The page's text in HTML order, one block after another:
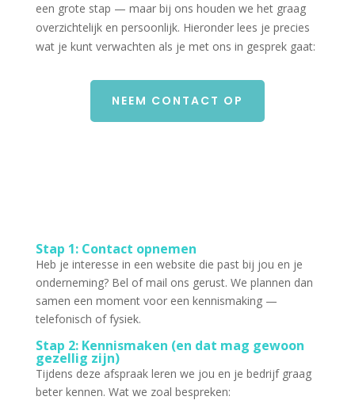
een grote stap — maar bij ons houden we het graag
overzichtelijk en persoonlijk. Hieronder lees je precies
wat je kunt verwachten als je met ons in gesprek gaat:
NEEM CONTACT OP
Stap 1: Contact opnemen
Heb je interesse in een website die past bij jou en je
onderneming? Bel of mail ons gerust. We plannen dan
samen een moment voor een kennismaking —
telefonisch of fysiek.
Stap 2: Kennismaken (en dat mag gewoon
gezellig zijn)
Tijdens deze afspraak leren we jou en je bedrijf graag
beter kennen. Wat we zoal bespreken: